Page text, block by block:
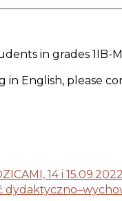
in grades 1IB-
English, please
14 i 15.09.2022